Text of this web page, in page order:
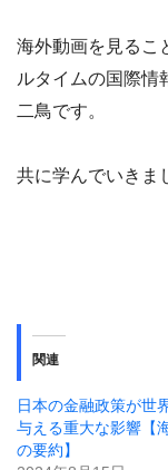
海外動画を見るこ
ルタイムの国際情
二鳥です。
共に学んでいきま
関連
日本の金融政策が世
与える重大な影響【
の要約】